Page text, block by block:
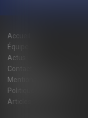
Accueil
Équipe
Actus
Contact
Mentions légales
Politique de cookies
Articles